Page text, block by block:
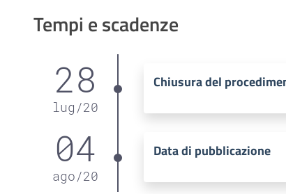
Tempi e scadenze
28
lug /20
Chiusura del
04
ago/20
Data di pubblicazione